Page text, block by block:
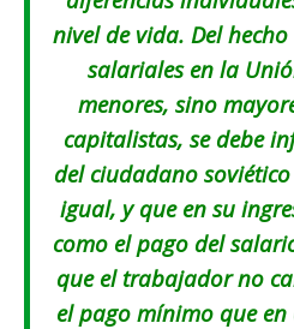
nivel de vida. Del
salariales en la
menores, sino
capitalistas, se debe
del ciudadano
igual, y que en su
como el pago del
que el trabajador no
el pago mínimo que